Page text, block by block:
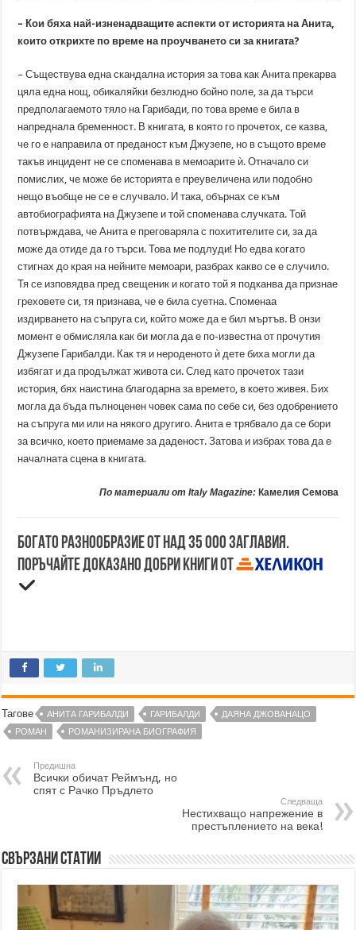
– Кои бяха най-изненадващите аспекти от историята на Анита,
които открихте по време на проучването си за книгата?
– Съществува една скандална история за това как Анита прекарва
цяла една нощ, обикаляйки безлюдно бойно поле, за да търси
предполагаемото тяло на Гарибади, по това време е била в
напреднала бременност. В книгата, в която го прочетох, се казва,
че го е направила от преданост към Джузепе, но в същото време
такъв инцидент не се споменава в мемоарите ѝ. Отначало си
помислих, че може бе историята е преувеличена или подобно
нещо въобще не се е случвало. И така, обърнах се към
автобиографията на Джузепе и той споменава случката. Той
потвърждава, че Анита е преговаряла с похитителите си, за да
може да отиде да го търси. Това ме подлуди! Но едва когато
стигнах до края на нейните мемоари, разбрах какво се е случило.
Тя се изповядва пред свещеник и когато той я подканва да признае
греховете си, тя признава, че е била суетна. Споменаа
издирването на съпруга си, който може да е бил мъртъв. В онзи
момент е обмисляла как би могла да е по-известна от прочутия
Джузепе Гарибалди. Как тя и нероденото ѝ дете биха могли да
избягат и да продължат живота си. След като прочетох тази
история, бях наистина благодарна за времето, в което живея. Бих
могла да бъда пълноценен човек сама по себе си, без одобрението
на съпруга ми или на някого другиго. Анита е трябвало да се бори
за всичко, което приемаме за даденост. Затова и избрах това да е
началната сцена в книгата.
По материали от Italy Magazine: Камелия Семова
Богато разнообразие от над 35 000 заглавия.
Поръчайте доказано добри книги от
Тагове АНИТА ГАРИБАЛДИ ГАРИБАЛДИ
ДАЯНА ДЖОВАНАЦО
РОМАН
РОМАНИЗИРАНА БИОГРАФИЯ
Предишна
Всички обичат Реймънд, но
спят с Рачко Пръдлето
Следваща
Нестихващо напрежение в
престъплението на века!
Свързани статии